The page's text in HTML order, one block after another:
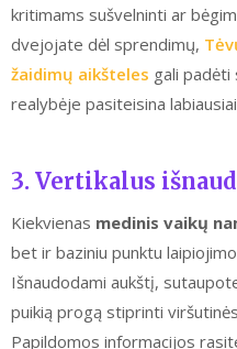
kritimams sušvelninti ar
dvejojate dėl sprendimų,
žaidimų aikšteles gali padėti
realybėje pasiteisina
3. Vertikalus
Kiekvienas medinis vaikų
bet ir baziniu punktu
Išnaudodami aukštį,
puikią progą stiprinti
Papildomos informacijos